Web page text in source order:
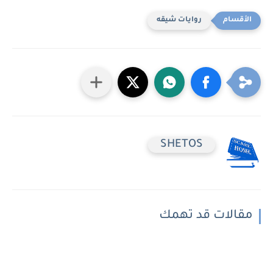
روايات شيقه
SHETOS
مقالات قد تهمك